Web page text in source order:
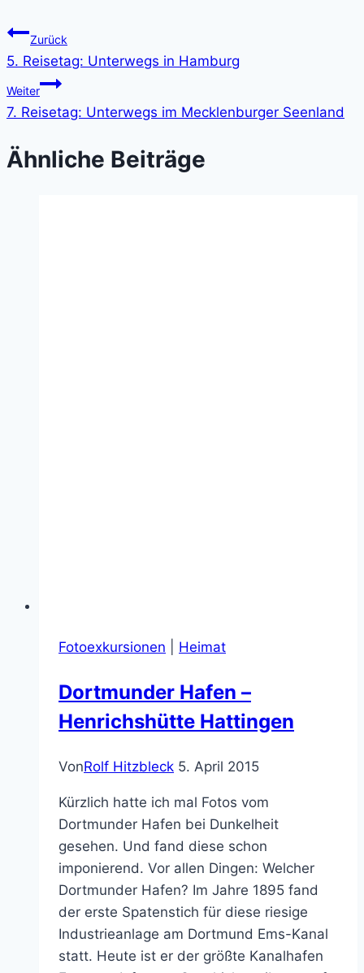
Zurück
5. Reisetag: Unterwegs in Hamburg
Weiter
7. Reisetag: Unterwegs im Mecklenburger Seenland
Ähnliche Beiträge
Fotoexkursionen Heimat
Dortmunder Hafen –
Henrichshütte Hattingen
VonRolf Hitzbleck 5. April 2015
Kürzlich hatte ich mal Fotos vom
Dortmunder Hafen bei Dunkelheit
gesehen. Und fand diese schon
imponierend. Vor allen Dingen: Welcher
Dortmunder Hafen? Im Jahre 1895 fand
der erste Spatenstich für diese riesige
Industrieanlage am Dortmund Ems-Kanal
statt. Heute ist er der größte Kanalhafen